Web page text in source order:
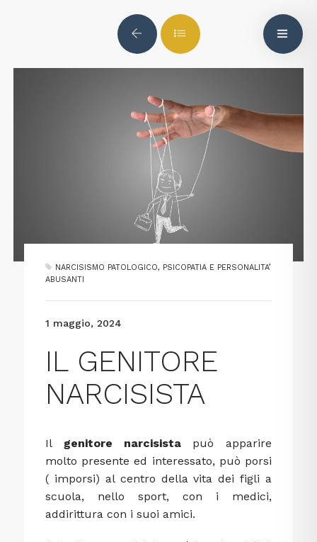
NARCISISMO PATOLOGICO, PSICOPATIA E PERSONALITA’
ABUSANTI
1 maggio, 2024
IL GENITORE
NARCISISTA
Il genitore narcisista può apparire
molto presente ed interessato, può porsi
( imporsi) al centro della vita dei figli a
scuola, nello sport, con i medici,
addirittura con i suoi amici.